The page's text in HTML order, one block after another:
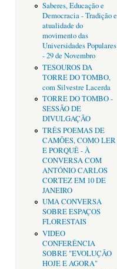
Saberes, Educação e
Democracia - Tradição e
atualidade do
movimento das
Universidades Populares
- 29 de Novembro
TESOUROS DA
TORRE DO TOMBO,
com Silvestre Lacerda
TORRE DO TOMBO -
SESSÃO DE
DIVULGAÇÃO
TRÊS POEMAS DE
CAMÕES, COMO LER
E PORQUÊ - À
CONVERSA COM
ANTÓNIO CARLOS
CORTEZ EM 10 DE
JANEIRO
UMA CONVERSA
SOBRE ESPAÇOS
FLORESTAIS
VIDEO
CONFERÊNCIA
SOBRE "EVOLUÇÃO
HOJE E AGORA"